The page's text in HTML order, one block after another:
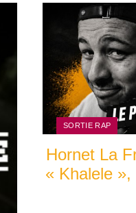
SORTIE RAP
Hornet La
« Khalele